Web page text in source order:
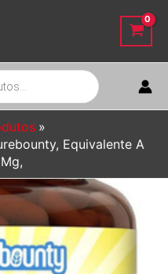
Equivalente A